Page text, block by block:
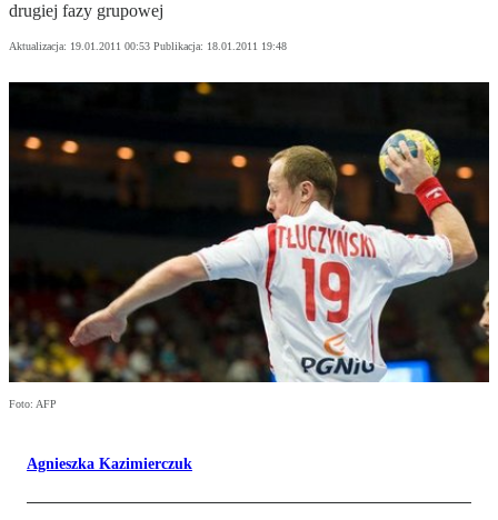
drugiej fazy grupowej
Aktualizacja: 19.01.2011 00:53 Publikacja: 18.01.2011 19:48
Foto: AFP
Agnieszka Kazimierczuk